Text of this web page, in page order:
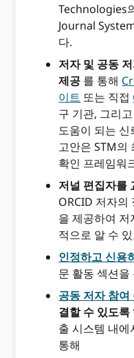
Technologies
Journal
다.
저자 및 공동
제공 를 통해
이트 또는 직접
구 기관, 그리
도움이 되는 신
고안은 STM의
확인 프레임워
저널 편집자를
ORCID 저자의
을 제공하여
적으로 알 수
인정하고 신용
문 활동 섹션을
공동 저자 참여
결할 수 있도
출 시스템 내
통해